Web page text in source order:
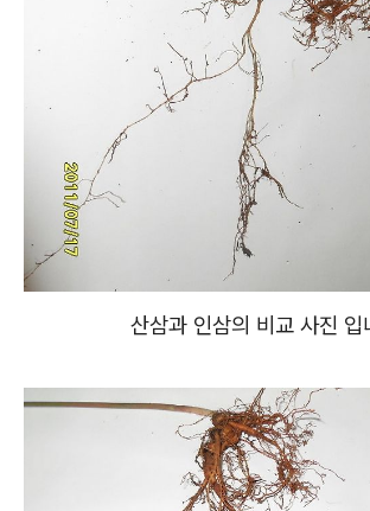
산삼과 인삼의 비교 사진 입